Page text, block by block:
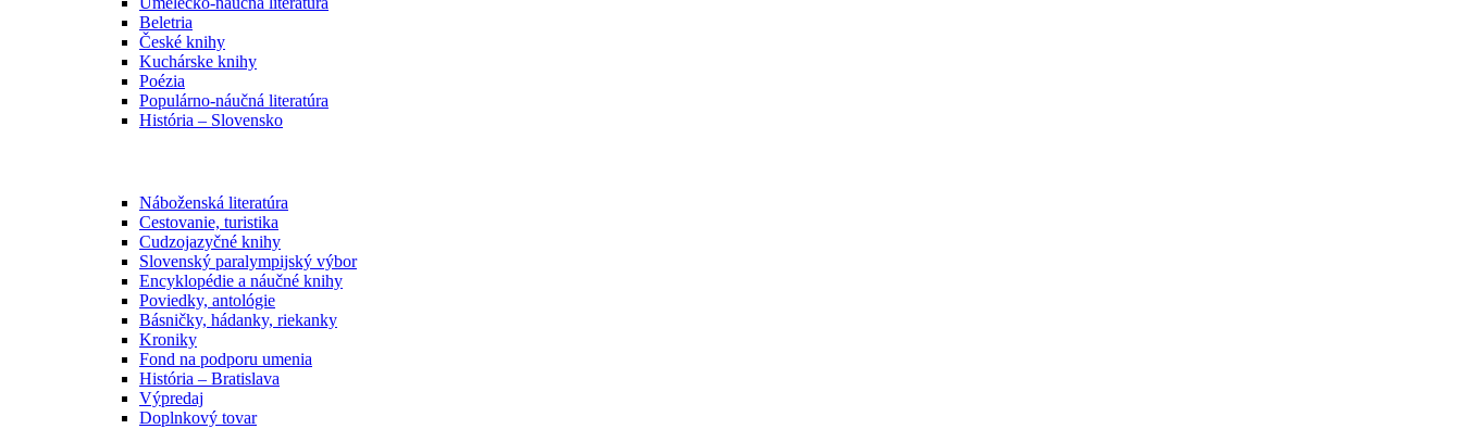
Beletria
České knihy
Kuchárske knihy
Poézia
Populárno-náučná literatúra
História – Slovensko
Náboženská literatúra
Cestovanie, turistika
Cudzojazyčné knihy
Slovenský paralympijský výbor
Encyklopédie a náučné knihy
Poviedky, antológie
Básničky, hádanky, riekanky
Kroniky
Fond na podporu umenia
História – Bratislava
Výpredaj
Doplnkový tovar